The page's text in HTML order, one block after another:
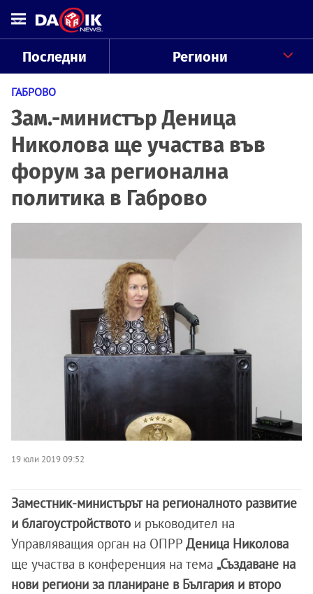
Последни Региони
ГАБРОВО
Зам.-министър Деница
Николова ще участва във
форум за регионална
политика в Габрово
19 юли 2019 09:52
Заместник-министърът на регионалното развитие
и благоустройството и ръководител на
Управляващия орган на ОПРР Деница Николова
ще участва в конференция на тема „Създаване на
нови региони за планиране в България и второ